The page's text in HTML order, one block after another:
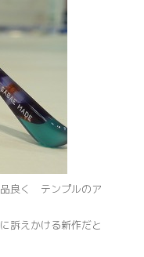
品良く テンプルのア
訴えかける新作だと